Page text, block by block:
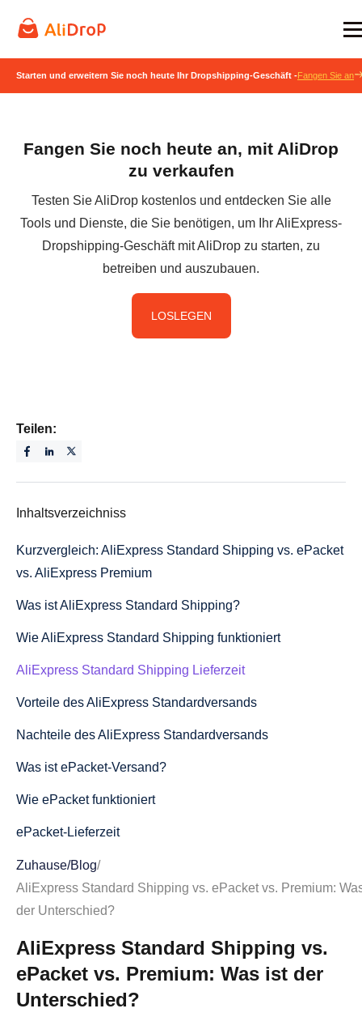
Starten und erweitern Sie noch heute Ihr Dropshipping-Geschäft -Fangen Sie an
Fangen Sie noch heute an, mit AliDrop
zu verkaufen
Testen Sie AliDrop kostenlos und entdecken Sie alle
Tools und Dienste, die Sie benötigen, um Ihr AliExpress-
Dropshipping-Geschäft mit AliDrop zu starten, zu
betreiben und auszubauen.
LOSLEGEN
Teilen:
Inhaltsverzeichniss
Kurzvergleich: AliExpress Standard Shipping vs. ePacket
vs. AliExpress Premium
Was ist AliExpress Standard Shipping?
Wie AliExpress Standard Shipping funktioniert
AliExpress Standard Shipping Lieferzeit
Vorteile des AliExpress Standardversands
Nachteile des AliExpress Standardversands
Was ist ePacket-Versand?
Wie ePacket funktioniert
ePacket-Lieferzeit
Vorteile von ePacket
Nachteile von ePacket
Wie AliExpress Premium Shipping funktioniert
AliExpress Premium Shipping Lieferzeit
Zuhause/Blog/
AliExpress Standard Shipping vs. ePacket vs. Premium:
der Unterschied?
AliExpress Standard Shipping vs.
ePacket vs. Premium: Was ist der
Unterschied?